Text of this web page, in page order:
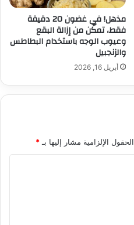
مذهل! في غضون 20 دقيقة
فقط، تمكّن من إزالة البقع
وعيوب الوجه باستخدام البطاطس
والزنجبيل
أبريل 16, 2026
الحقول الإلزامية مشار إليها بـ*